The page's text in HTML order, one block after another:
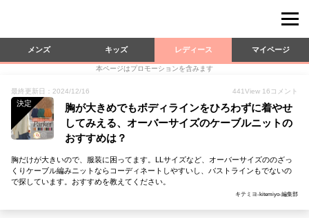
メンズ キッズ レディース マイページ
本ページはプロモーションを含みます
最終更新日：2024/12/16 441View 16 コメント
決定
胸が大きめでもボディラインをひろわずに着やせ
してみえる、オーバーサイズのケーブルニットの
おすすめは？
胸だけが大きいので、服装に困ってます。LLサイズなど、オーバーサイズののざっ
くりケーブル編みニットならコーディネートしやすいし、バストラインもでないの
で探しています。おすすめを教えてください。
キテミヨ-kitemiyo-編集部